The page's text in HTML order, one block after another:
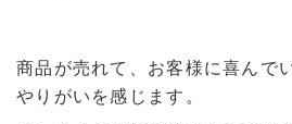
商品が売れて、お客様に喜んで
やりがいを感じます。